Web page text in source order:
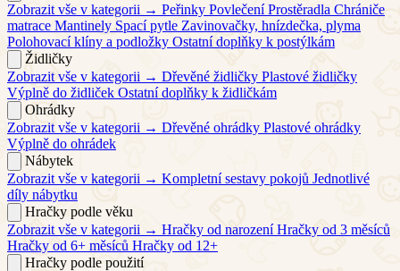
Zobrazit vše v kategorii → Peřinky Povlečení Prostěradla Chrániče
matrace Mantinely Spací pytle Zavinovačky, hnízdečka, plyma
Polohovací klíny a podložky Ostatní doplňky k postýlkám
Židličky
Zobrazit vše v kategorii → Dřevěné židličky Plastové židličky
Výplně do židliček Ostatní doplňky k židličkám
Ohrádky
Zobrazit vše v kategorii → Dřevěné ohrádky Plastové ohrádky
Výplně do ohrádek
Nábytek
Zobrazit vše v kategorii → Kompletní sestavy pokojů Jednotlivé
díly nábytku
Hračky podle věku
Zobrazit vše v kategorii → Hračky od narození Hračky od 3 měsíců
Hračky od 6+ měsíců Hračky od 12+
Hračky podle použití